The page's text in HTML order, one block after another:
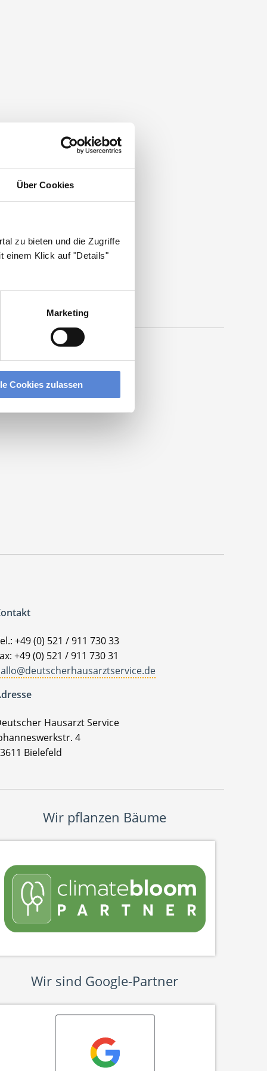
Über Cookies
zu bieten und die Zugriffe
einem Klick auf "Details"
Marketing
Cookies zulassen
+49 (0) 521 / 911 730 33
+49 (0) 521 / 911 730 31
Hausarzt Service
4
Bielefeld
Wir pflanzen Bäume
Wir sind Google-Partner